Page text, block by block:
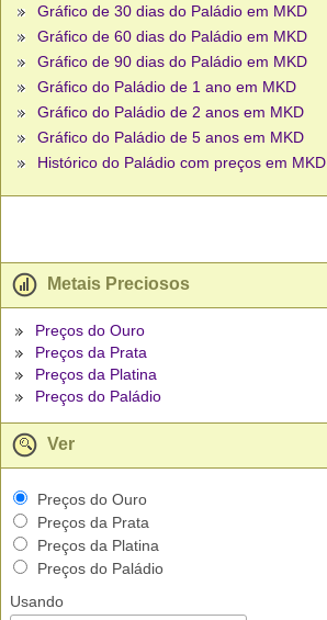
Gráfico de 30 dias do Paládio em MKD
Gráfico de 60 dias do Paládio em MKD
Gráfico de 90 dias do Paládio em MKD
Gráfico do Paládio de 1 ano em MKD
Gráfico do Paládio de 2 anos em MKD
Gráfico do Paládio de 5 anos em MKD
Histórico do Paládio com preços em MKD
Metais Preciosos
Preços do Ouro
Preços da Prata
Preços da Platina
Preços do Paládio
Ver
Preços do Ouro
Preços da Prata
Preços da Platina
Preços do Paládio
Usando